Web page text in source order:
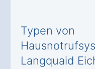
Typen von
Langquaid